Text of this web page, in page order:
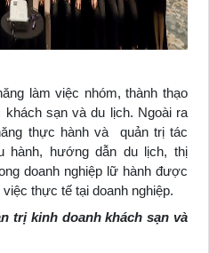
làm việc nhóm, thành thạo
sạn và du lịch. Ngoài ra
thực hành và quản trị tác
hành, hướng dẫn du lịch, thị
doanh nghiệp lữ hành được
thực tế tại doanh nghiệp.
trị kinh doanh khách sạn và